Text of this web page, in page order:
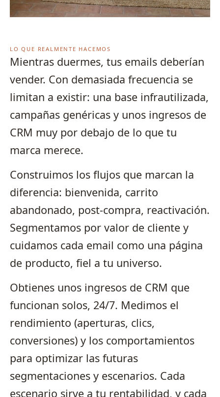
LO QUE REALMENTE HACEMOS
Mientras duermes, tus emails deberían
vender. Con demasiada frecuencia se
limitan a existir: una base infrautilizada,
campañas genéricas y unos ingresos de
CRM muy por debajo de lo que tu
marca merece.
Construimos los flujos que marcan la
diferencia: bienvenida, carrito
abandonado, post-compra, reactivación.
Segmentamos por valor de cliente y
cuidamos cada email como una página
de producto, fiel a tu universo.
Obtienes unos ingresos de CRM que
funcionan solos, 24/7. Medimos el
rendimiento (aperturas, clics,
conversiones) y los comportamientos
para optimizar las futuras
segmentaciones y escenarios. Cada
escenario sirve a tu rentabilidad, y cada